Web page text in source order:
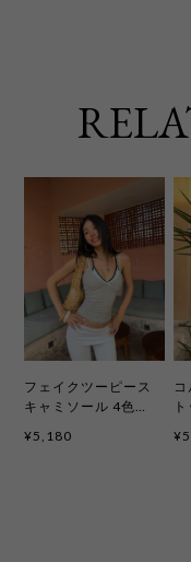
フェイクツーピース
キャミソール 4色
¥5,180